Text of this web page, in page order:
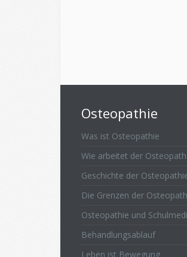
Osteopathie
Was ist Osteopathie
Wie arbeitet der Osteopath
Geschichte der
Die Grenzen der
Osteopathie und
Behandlungsablauf
Leben ist Bewegung